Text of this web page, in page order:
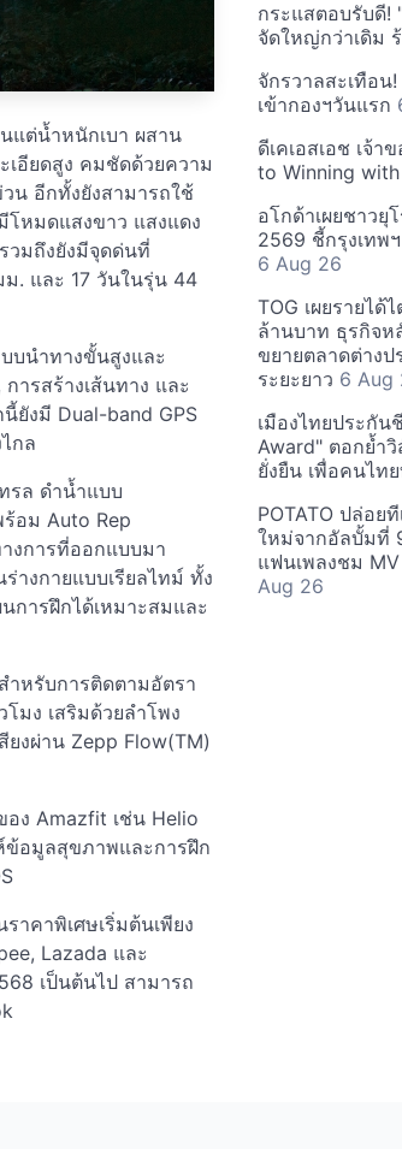
แต่น้ำหนักเบา ผสาน
อียดสูง คมชัดด้วยความ
น อีกทั้งยังสามารถใช้
หมดแสงขาว แสงแดง
วมถึงยังมีจุดด่นที่
. และ 17 วันในรุ่น 44
บนำทางขั้นสูงและ
ารสร้างเส้นทาง และ
ยังมี Dual-band GPS
กล
รล ดำน้ำแบบ
อม Auto Rep
างการที่ออกแบบมา
างกายแบบเรียลไทม์ ทั้ง
การฝึกได้เหมาะสมและ
ำหรับการติดตามอัตรา
มง เสริมด้วยลำโพง
งผ่าน Zepp Flow(TM)
ง Amazfit เช่น Helio
ข้อมูลสุขภาพและการฝึก
าคาพิเศษเริ่มต้นเพียง
Lazada และ
เป็นต้นไป สามารถ
กระแสตอบรับดี!
จัดใหญ่กว่าเดิม
จักรวาลสะเทือน
เข้ากองฯวันแรก
ดีเคเอสเอช เจ้
to Winning
อโกด้าเผยชาวยุ
2569 ชี้กรุงเทพ
6 Aug 26
TOG เผยรายได้
ล้านบาท ธุรกิจห
ขยายตลาดต่างป
ระยะยาว 6 Aug
เมืองไทยประกั
Award" ตอกย้ำ
ยั่งยืน เพื่อคนไท
POTATO ปล่อย
ใหม่จากอัลบั้มที่
แฟนเพลงชม
Aug 26